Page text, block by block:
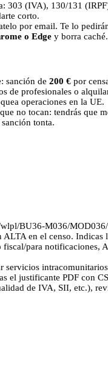
303 (IVA), 130/131
corto.
por email. Te lo
o Edge y borra
sanción de 200 € por
de profesionales o
operaciones en la UE.
no tocan: tendrás que
tonta.
BU36-M036/
ALTA en el censo.
para notificaciones,
servicios
el justificante PDF con
de IVA, SII, etc.),